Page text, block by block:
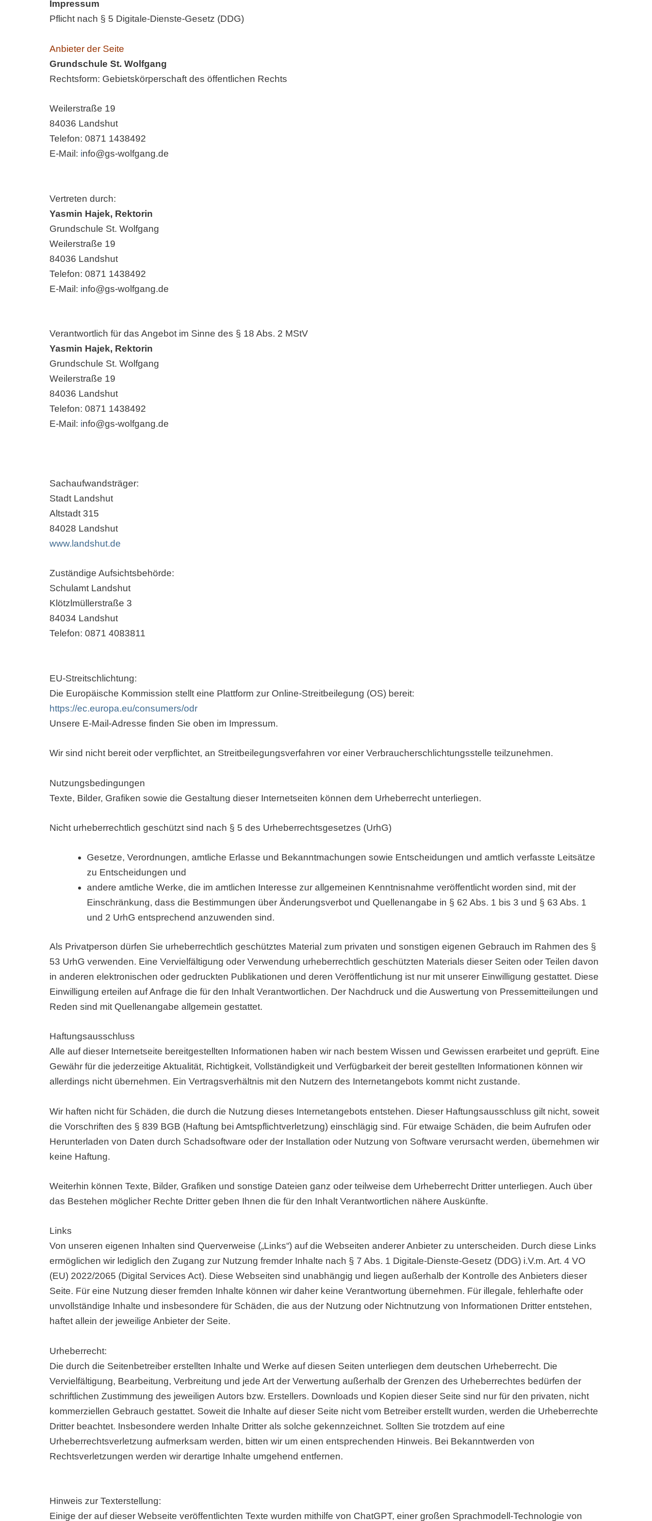
Impressum
Pflicht nach § 5 Digitale-Dienste-Gesetz (DDG)
Anbieter der Seite
Grundschule St. Wolfgang
Rechtsform: Gebietskörperschaft des öffentlichen Rechts
Weilerstraße 19
84036 Landshut
Telefon: 0871 1438492
E-Mail: info@gs-wolfgang.de
Vertreten durch:
Yasmin Hajek, Rektorin
Grundschule St. Wolfgang
Weilerstraße 19
84036 Landshut
Telefon: 0871 1438492
E-Mail: info@gs-wolfgang.de
Verantwortlich für das Angebot im Sinne des § 18 Abs. 2 MStV
Yasmin Hajek, Rektorin
Grundschule St. Wolfgang
Weilerstraße 19
84036 Landshut
Telefon: 0871 1438492
E-Mail: info@gs-wolfgang.de
Sachaufwandsträger:
Stadt Landshut
Altstadt 315
84028 Landshut
www.landshut.de
Zuständige Aufsichtsbehörde:
Schulamt Landshut
Klötzlmüllerstraße 3
84034 Landshut
Telefon: 0871 4083811
EU-Streitschlichtung:
Die Europäische Kommission stellt eine Plattform zur Online-Streitbeilegung (OS) bereit:
https://ec.europa.eu/consumers/odr
Unsere E-Mail-Adresse finden Sie oben im Impressum.
Wir sind nicht bereit oder verpflichtet, an Streitbeilegungsverfahren vor einer Verbraucherschlichtungsstelle teilzunehmen.
Nutzungsbedingungen
Texte, Bilder, Grafiken sowie die Gestaltung dieser Internetseiten können dem Urheberrecht unterliegen.
Nicht urheberrechtlich geschützt sind nach § 5 des Urheberrechtsgesetzes (UrhG)
Gesetze, Verordnungen, amtliche Erlasse und Bekanntmachungen sowie Entscheidungen und amtlich verfasste Leitsätze
zu Entscheidungen und
andere amtliche Werke, die im amtlichen Interesse zur allgemeinen Kenntnisnahme veröffentlicht worden sind, mit der
Einschränkung, dass die Bestimmungen über Änderungsverbot und Quellenangabe in § 62 Abs. 1 bis 3 und § 63 Abs. 1
und 2 UrhG entsprechend anzuwenden sind.
Als Privatperson dürfen Sie urheberrechtlich geschütztes Material zum privaten und sonstigen eigenen Gebrauch im Rahmen des §
53 UrhG verwenden. Eine Vervielfältigung oder Verwendung urheberrechtlich geschützten Materials dieser Seiten oder Teilen davon
in anderen elektronischen oder gedruckten Publikationen und deren Veröffentlichung ist nur mit unserer Einwilligung gestattet. Diese
Einwilligung erteilen auf Anfrage die für den Inhalt Verantwortlichen. Der Nachdruck und die Auswertung von Pressemitteilungen und
Reden sind mit Quellenangabe allgemein gestattet.
Haftungsausschluss
Alle auf dieser Internetseite bereitgestellten Informationen haben wir nach bestem Wissen und Gewissen erarbeitet und geprüft. Eine
Gewähr für die jederzeitige Aktualität, Richtigkeit, Vollständigkeit und Verfügbarkeit der bereit gestellten Informationen können wir
allerdings nicht übernehmen. Ein Vertragsverhältnis mit den Nutzern des Internetangebots kommt nicht zustande.
Wir haften nicht für Schäden, die durch die Nutzung dieses Internetangebots entstehen. Dieser Haftungsausschluss gilt nicht, soweit
die Vorschriften des § 839 BGB (Haftung bei Amtspflichtverletzung) einschlägig sind. Für etwaige Schäden, die beim Aufrufen oder
Herunterladen von Daten durch Schadsoftware oder der Installation oder Nutzung von Software verursacht werden, übernehmen wir
keine Haftung.
Weiterhin können Texte, Bilder, Grafiken und sonstige Dateien ganz oder teilweise dem Urheberrecht Dritter unterliegen. Auch über
das Bestehen möglicher Rechte Dritter geben Ihnen die für den Inhalt Verantwortlichen nähere Auskünfte.
Links
Von unseren eigenen Inhalten sind Querverweise („Links“) auf die Webseiten anderer Anbieter zu unterscheiden. Durch diese Links
ermöglichen wir lediglich den Zugang zur Nutzung fremder Inhalte nach § 7 Abs. 1 Digitale-Dienste-Gesetz (DDG) i.V.m. Art. 4 VO
(EU) 2022/2065 (Digital Services Act). Diese Webseiten sind unabhängig und liegen außerhalb der Kontrolle des Anbieters dieser
Seite. Für eine Nutzung dieser fremden Inhalte können wir daher keine Verantwortung übernehmen. Für illegale, fehlerhafte oder
unvollständige Inhalte und insbesondere für Schäden, die aus der Nutzung oder Nichtnutzung von Informationen Dritter entstehen,
haftet allein der jeweilige Anbieter der Seite.
Urheberrecht:
Die durch die Seitenbetreiber erstellten Inhalte und Werke auf diesen Seiten unterliegen dem deutschen Urheberrecht. Die
Vervielfältigung, Bearbeitung, Verbreitung und jede Art der Verwertung außerhalb der Grenzen des Urheberrechtes bedürfen der
schriftlichen Zustimmung des jeweiligen Autors bzw. Erstellers. Downloads und Kopien dieser Seite sind nur für den privaten, nicht
kommerziellen Gebrauch gestattet. Soweit die Inhalte auf dieser Seite nicht vom Betreiber erstellt wurden, werden die Urheberrechte
Dritter beachtet. Insbesondere werden Inhalte Dritter als solche gekennzeichnet. Sollten Sie trotzdem auf eine
Urheberrechtsverletzung aufmerksam werden, bitten wir um einen entsprechenden Hinweis. Bei Bekanntwerden von
Rechtsverletzungen werden wir derartige Inhalte umgehend entfernen.
Hinweis zur Texterstellung:
Einige der auf dieser Webseite veröffentlichten Texte wurden mithilfe von ChatGPT, einer großen Sprachmodell-Technologie von